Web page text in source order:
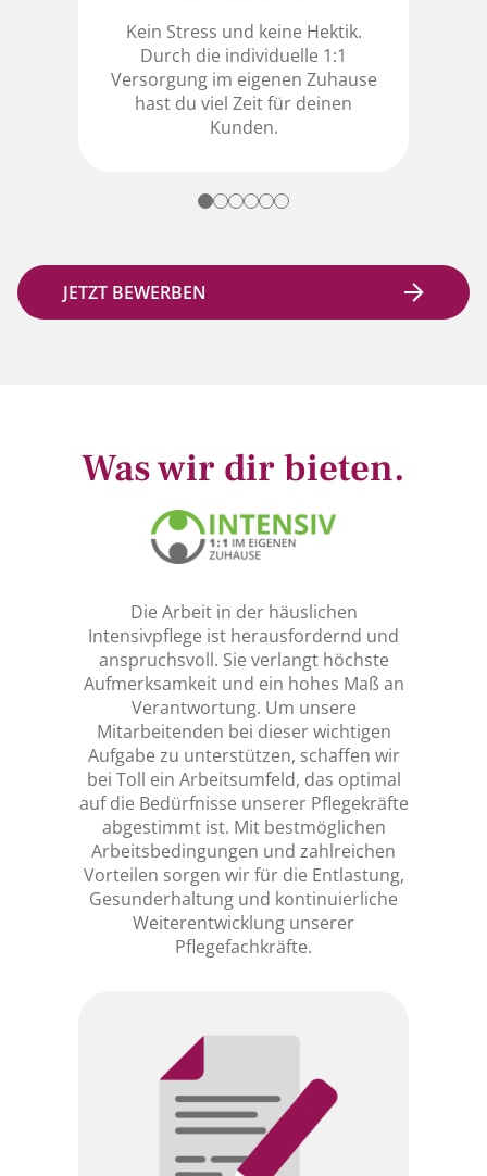
Kein Stress und keine Hektik.
Durch die individuelle 1:1
Versorgung im eigenen Zuhause
hast du viel Zeit für deinen
Kunden.
JETZT BEWERBEN
Was wir dir bieten.
Die Arbeit in der häuslichen
Intensivpflege ist herausfordernd und
anspruchsvoll. Sie verlangt höchste
Aufmerksamkeit und ein hohes Maß an
Verantwortung. Um unsere
Mitarbeitenden bei dieser wichtigen
Aufgabe zu unterstützen, schaffen wir
bei Toll ein Arbeitsumfeld, das optimal
auf die Bedürfnisse unserer Pflegekräfte
abgestimmt ist. Mit bestmöglichen
Arbeitsbedingungen und zahlreichen
Vorteilen sorgen wir für die Entlastung,
Gesunderhaltung und kontinuierliche
Weiterentwicklung unserer
Pflegefachkräfte.